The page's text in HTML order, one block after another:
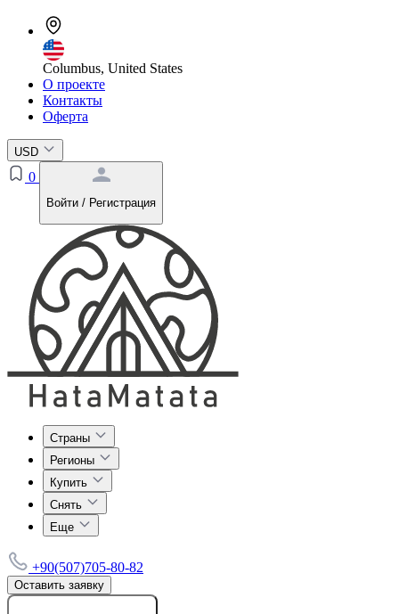
Columbus, United States
О проекте
Контакты
Оферта
USD
0
Войти / Регистрация
Страны
Регионы
Купить
Снять
Еще
+90(507)705-80-82
Оставить заявку